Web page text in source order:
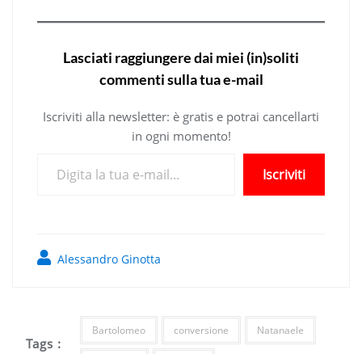
Lasciati raggiungere dai miei (in)soliti
commenti sulla tua e-mail
Iscriviti alla newsletter: è gratis e potrai cancellarti
in ogni momento!
Iscriviti
Alessandro Ginotta
Tags :
Bartolomeo conversione Natanaele